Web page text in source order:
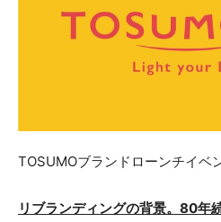
TOSUMOブランドローンチイベ
リブランディングの背景。80年